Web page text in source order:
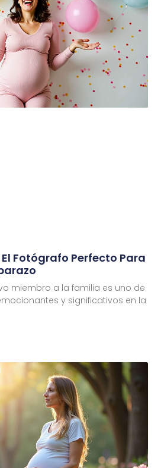
Fotógrafo Perfecto Para
miembro a la familia es uno de
y significativos en la